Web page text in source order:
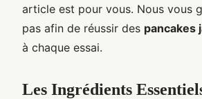
article est pour vous. Nous vous
pas afin de réussir des pancakes
à chaque essai.
Les Ingrédients